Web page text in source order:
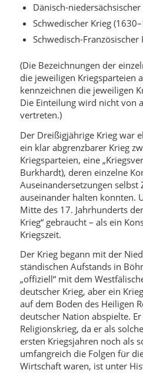
Dänisch-
Schwedischer Krieg
Schwedisch-
(Die Bezeichnungen der
die jeweiligen Kriegsparteien
kennzeichnen die jeweiligen
Die Einteilung wird nicht von
vertreten.)
Der Dreißigjährige Krieg war
ein klar abgrenzbarer Krieg
Kriegsparteien, eine
Burkhardt), deren einzelne
Auseinandersetzungen
auseinander halten konnten.
Mitte des 17. Jahrhunderts
Krieg“ gebraucht – als ein
Kriegszeit.
Der Krieg begann mit der
ständischen Aufstands in
„offiziell“ mit dem
deutscher Krieg, aber ein
auf dem Boden des Heiligen
deutscher Nation abspielte.
Religionskrieg, da er als
ersten Kriegsjahren noch als
umfangreich die Folgen für
Wirtschaft waren, ist unter